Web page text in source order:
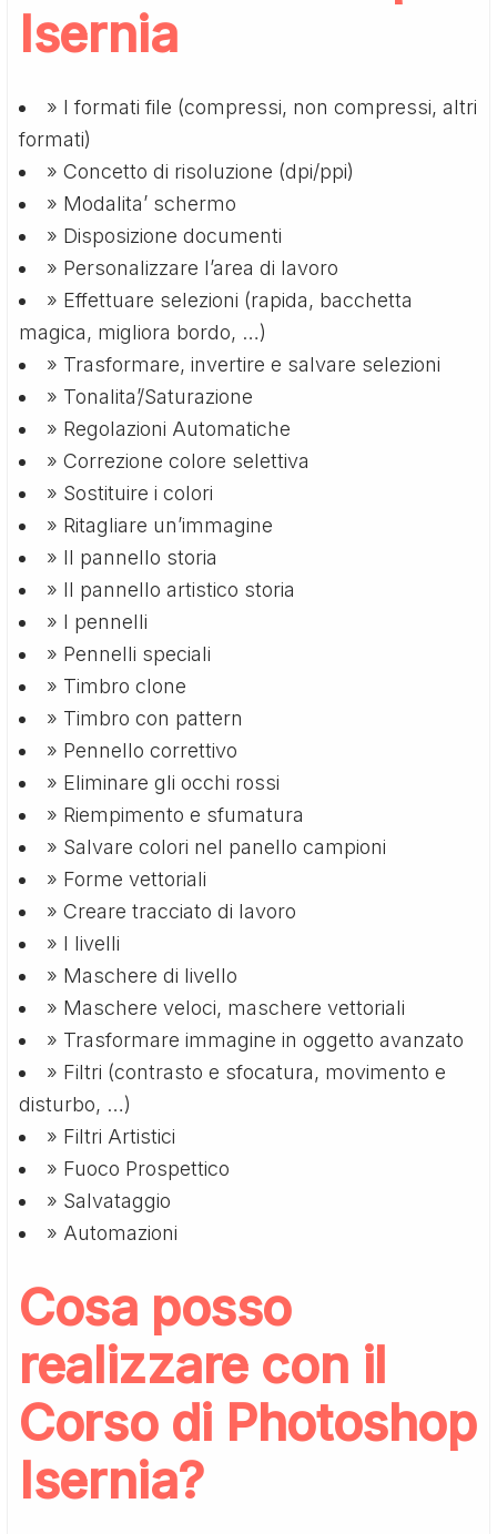
Isernia
» I formati file (compressi, non compressi, altri
formati)
» Concetto di risoluzione (dpi/ppi)
» Modalita’ schermo
» Disposizione documenti
» Personalizzare l’area di lavoro
» Effettuare selezioni (rapida, bacchetta
magica, migliora bordo, …)
» Trasformare, invertire e salvare selezioni
» Tonalita’/Saturazione
» Regolazioni Automatiche
» Correzione colore selettiva
» Sostituire i colori
» Ritagliare un’immagine
» Il pannello storia
» Il pannello artistico storia
» I pennelli
» Pennelli speciali
» Timbro clone
» Timbro con pattern
» Pennello correttivo
» Eliminare gli occhi rossi
» Riempimento e sfumatura
» Salvare colori nel panello campioni
» Forme vettoriali
» Creare tracciato di lavoro
» I livelli
» Maschere di livello
» Maschere veloci, maschere vettoriali
» Trasformare immagine in oggetto avanzato
» Filtri (contrasto e sfocatura, movimento e
disturbo, …)
» Filtri Artistici
» Fuoco Prospettico
» Salvataggio
» Automazioni
Cosa posso
realizzare con il
Corso di Photoshop
Isernia?